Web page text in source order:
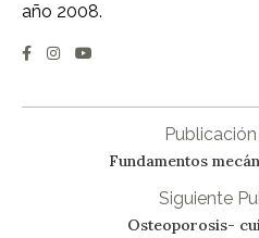
año 2008.
Fundamentos
Siguiente
Osteoporosis-